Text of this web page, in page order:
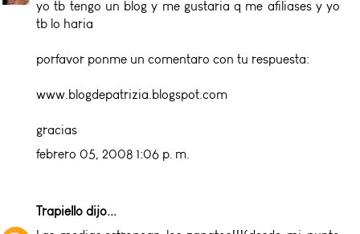
yo tb tengo un blog y me gustaria q me afiliases y yo
tb lo haria
porfavor ponme un comentaro con tu respuesta:
www.blogdepatrizia.blogspot.com
gracias
febrero 05, 2008 1:06 p. m.
Trapiello dijo...